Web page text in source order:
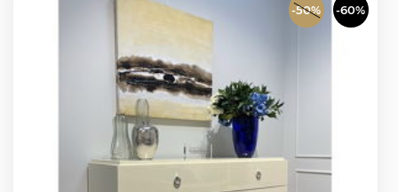
-50% -60%